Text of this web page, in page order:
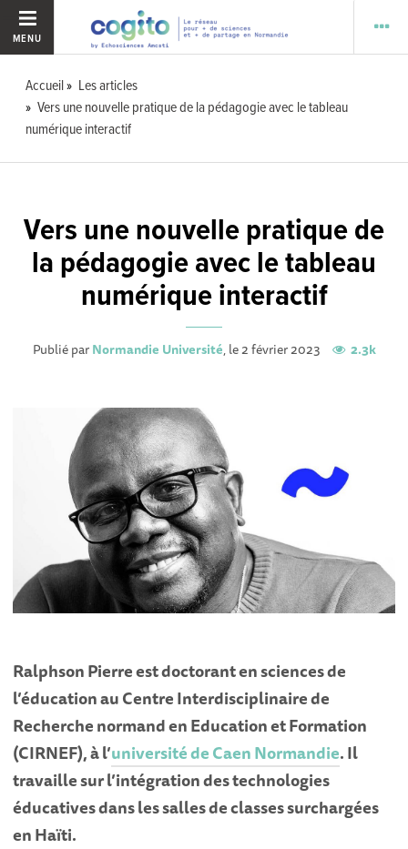
MENU
Accueil
Les articles
Vers une nouvelle pratique de la pédagogie avec le tableau
numérique interactif
Vers une nouvelle pratique de
la pédagogie avec le tableau
numérique interactif
Publié parNormandie Université, le 2 février 2023 2.3k
Ralphson Pierreest doctorant en sciences de
l’éducation au Centre Interdisciplinaire de
Recherche normand en Education et Formation
(CIRNEF), à l’université de Caen Normandie. Il
travaille sur l’intégration des technologies
éducatives dans les salles de classes surchargées
en Haïti.